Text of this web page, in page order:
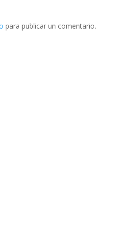
para publicar un comentario.